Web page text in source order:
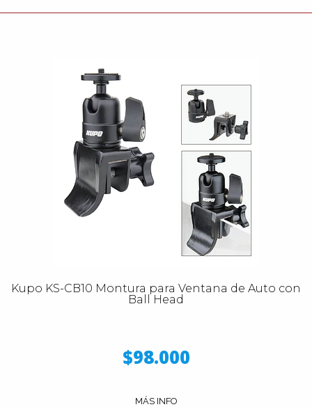
Kupo KS-CB10 Montura para Ventana de Auto con
Ball Head
$98.000
MÁS INFO